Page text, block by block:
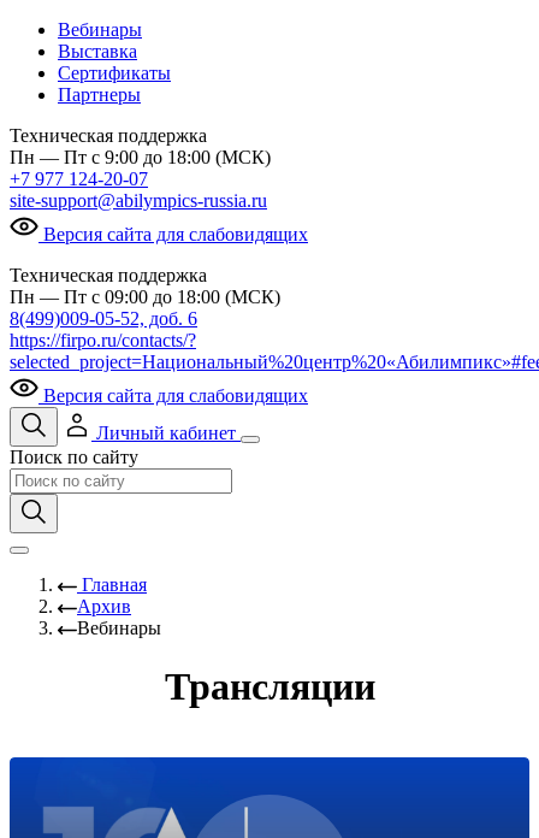
Вебинары
Выставка
Сертификаты
Партнеры
Техническая поддержка
Пн — Пт с 9:00 до 18:00 (МСК)
+7 977 124-20-07
site-support@abilympics-russia.ru
Версия сайта для слабовидящих
Техническая поддержка
Пн — Пт с 09:00 до 18:00 (МСК)
8(499)009-05-52, доб. 6
https://firpo.ru/contacts/?
Версия сайта для слабовидящих
Личный кабинет
Поиск по сайту
Главная
Архив
Вебинары
Трансляции